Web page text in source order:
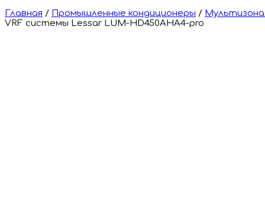
Главная / Промышленные кондиционеры /
VRF системы Lessar LUM-HD450AHA4-pro